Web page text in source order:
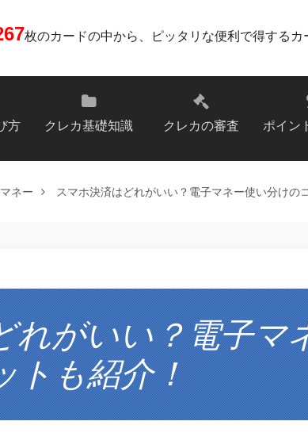
枚のカードの中から、ピッタリな便利で得するカ
方 クレカ基礎知識 クレカの審査 ポイン
ネー スマホ決済はどれがいい？電子マネー使い分けの
れがいい？電子マ
トも紹介！